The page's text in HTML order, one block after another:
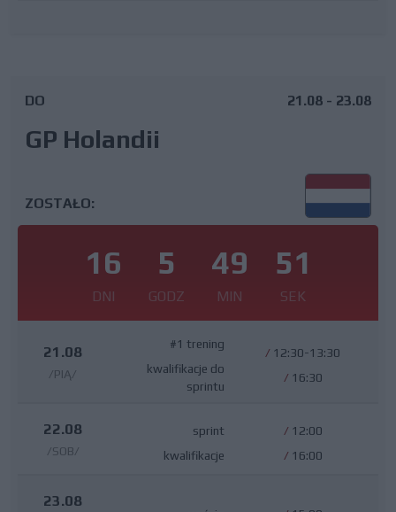
DO
GP Holandii
21.08 - 23.08
ZOSTAŁO:
16
DNI
5
GODZ
49
MIN
51
SEK
21.08
/PIĄ/
#1 trening
kwalifikacje do
sprintu
/ 12:30-13:30
/ 16:30
22.08
/SOB/
sprint
kwalifikacje
/ 12:00
/ 16:00
23.08